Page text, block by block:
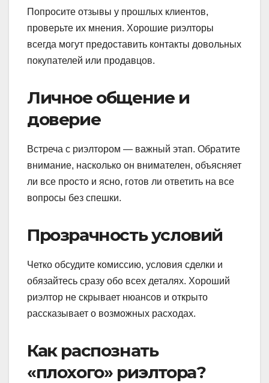
Попросите отзывы у прошлых клиентов,
проверьте их мнения. Хорошие риэлторы
всегда могут предоставить контакты довольных
покупателей или продавцов.
Личное общение и
доверие
Встреча с риэлтором — важный этап. Обратите
внимание, насколько он внимателен, объясняет
ли все просто и ясно, готов ли ответить на все
вопросы без спешки.
Прозрачность условий
Четко обсудите комиссию, условия сделки и
обязайтесь сразу обо всех деталях. Хороший
риэлтор не скрывает нюансов и открыто
рассказывает о возможных расходах.
Как распознать
«плохого» риэлтора?